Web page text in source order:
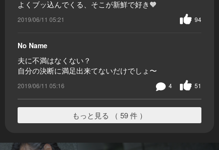
よくブッ込んでくる、そこが新鮮で好き🧡
2019/06/11 05:21 94
No Name
夫に不満はなくない？
自分の決断に満足出来てないだけでしょ〜
2019/06/11 05:16 51
4
もっと見る （ 59 件 ）